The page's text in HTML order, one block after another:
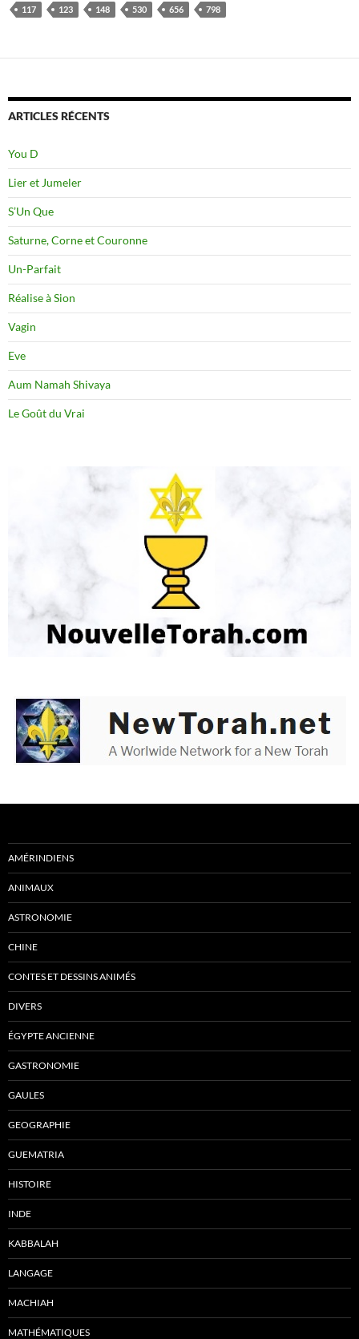
117 123 148 530 656 798
ARTICLES RÉCENTS
You D
Lier et Jumeler
S’Un Que
Saturne, Corne et Couronne
Un-Parfait
Réalise à Sion
Vagin
Eve
Aum Namah Shivaya
Le Goût du Vrai
AMÉRINDIENS
ANIMAUX
ASTRONOMIE
CHINE
CONTES ET DESSINS ANIMÉS
DIVERS
ÉGYPTE ANCIENNE
GASTRONOMIE
GAULES
GEOGRAPHIE
GUEMATRIA
HISTOIRE
INDE
KABBALAH
LANGAGE
MACHIAH
MATHÉMATIQUES